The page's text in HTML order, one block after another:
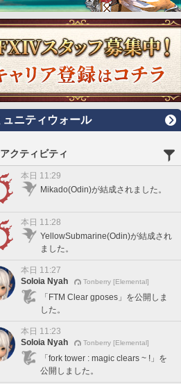
ュニティウォール
クティビティ
本日 11:29
Mikado(Odin)が結成されました。
本日 11:28
YellowSubmarine(Odin)が結成され
ました。
本日 11:27
Soloia Nyah
Tonberry [Elemental]
「FTM Clear gposes」を公開しま
した。
本日 11:23
Soloia Nyah
Tonberry [Elemental]
「fork tower : magic clears ~ !」を
公開しました。